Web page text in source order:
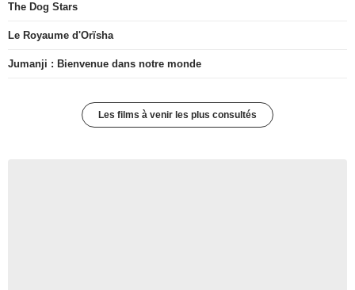
The Dog Stars
Le Royaume d'Orïsha
Jumanji : Bienvenue dans notre monde
Les films à venir les plus consultés